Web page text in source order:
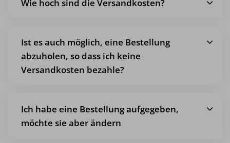
Wie hoch sind die Versandkosten?
Ist es auch möglich, eine Bestellung
abzuholen, so dass ich keine
Versandkosten bezahle?
Ich habe eine Bestellung aufgegeben,
möchte sie aber ändern